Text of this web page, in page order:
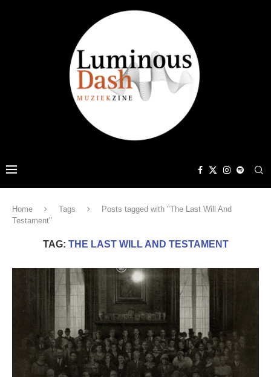
Home Tags
Posts tagged with "The Last Will And
Testament"
TAG: THE LAST WILL AND TESTAMENT